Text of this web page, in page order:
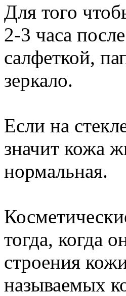
Для того
2-3 часа
салфеткой,
зеркало.
Если на
значит кожа
нормальная.
тогда, когда
строения
называемых